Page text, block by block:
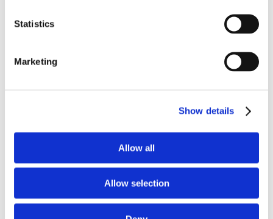
Statistics
Marketing
Show details
Allow all
Allow selection